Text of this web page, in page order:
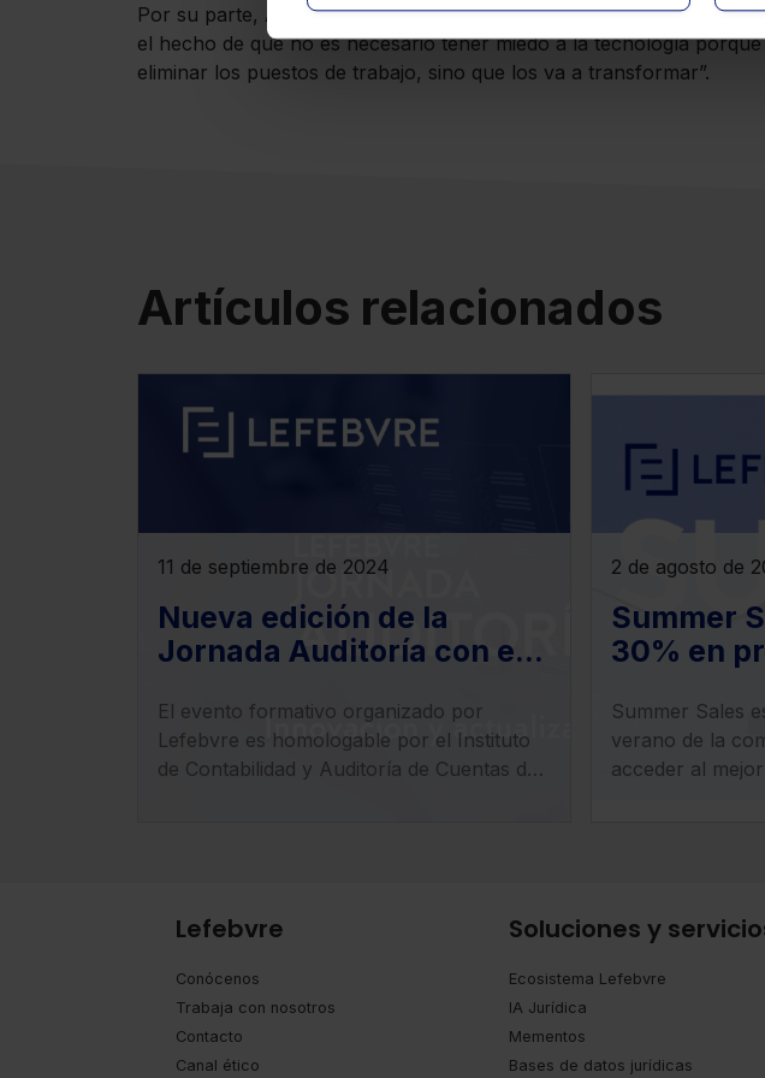
Por su parte, Antonio Románpuso en valor el uso del “know how”
el hecho de que no es necesario tener miedo a la tecnología
eliminar los puestos de trabajo, sino que los va a transformar”.
Artículos relacionados
11 de septiembre de 2024
Nueva edición de la
Jornada Auditoría con el
campo
El evento formativo organizado por
Lefebvre es homologable por el Instituto
de Contabilidad y Auditoría de Cuentas de
2 de agosto de
Summer
30% en
Summer Sales
verano de la
acceder al
Lefebvre
Conócenos
Trabaja con nosotros
Contacto
Canal ético
Soluciones y
Ecosistema Lefebvre
IA Jurídica
Mementos
Bases de datos jurídicas